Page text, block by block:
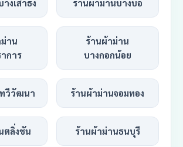
งเสาธง ร้านผ้าม่านบางบ่อ
าน
การ
ร้านผ้าม่าน
บางกอกน้อย
วีวัฒนา ร้านผ้าม่านจอมทอง
ตลิ่งชัน ร้านผ้าม่านธนบุรี